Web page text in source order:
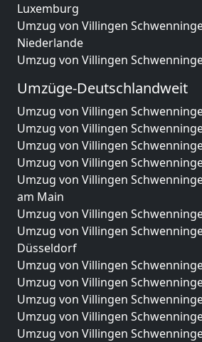
Luxemburg
Umzug von Villingen
Niederlande
Umzug von Villingen
Umzüge-Deutschlandweit
Umzug von Villingen
Umzug von Villingen
Umzug von Villingen
Umzug von Villingen
Umzug von Villingen
am Main
Umzug von Villingen
Umzug von Villingen
Düsseldorf
Umzug von Villingen
Umzug von Villingen
Umzug von Villingen
Umzug von Villingen
Umzug von Villingen